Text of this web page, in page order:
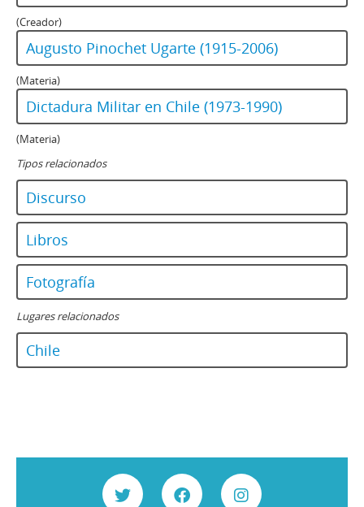
(Creador)
Augusto Pinochet Ugarte (1915-2006)
(Materia)
Dictadura Militar en Chile (1973-1990)
(Materia)
Tipos relacionados
Discurso
Libros
Fotografía
Lugares relacionados
Chile